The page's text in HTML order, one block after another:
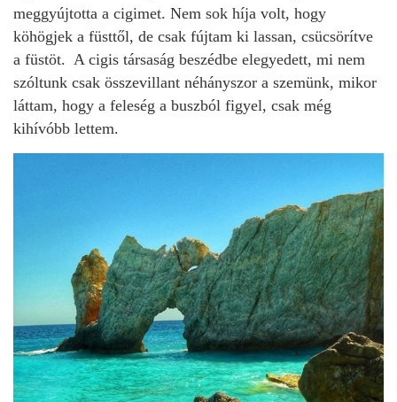
meggyújtotta a cigimet. Nem sok híja volt, hogy
köhögjek a füsttől, de csak fújtam ki lassan, csücsörítve
a füstöt. A cigis társaság beszédbe elegyedett, mi nem
szóltunk csak összevillant néhányszor a szemünk, mikor
láttam, hogy a feleség a buszból figyel, csak még
kihívóbb lettem.